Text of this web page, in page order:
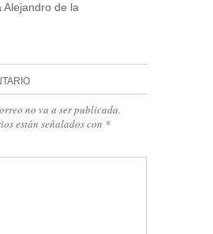
Alejandro de la
no va a ser publicada.
están señalados con *